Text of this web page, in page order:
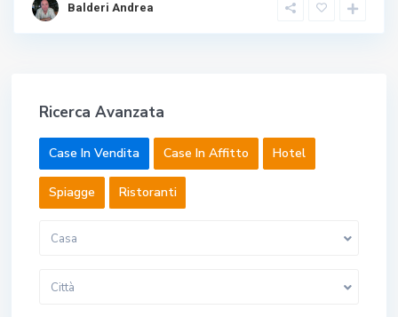
Balderi Andrea
Ricerca Avanzata
Case In Vendita Case In Affitto Hotel
Spiagge Ristoranti
Casa
Città